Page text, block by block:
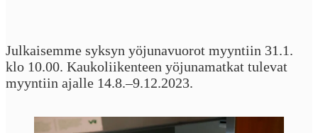
Julkaisemme syksyn yöjunavuorot myyntiin 31.1.
klo 10.00. Kaukoliikenteen yöjunamatkat tulevat
myyntiin ajalle 14.8.–9.12.2023.